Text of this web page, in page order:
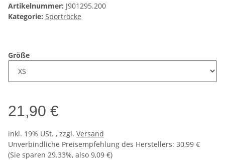
Artikelnummer: J901295.200
Kategorie: Sportröcke
Größe
21,90 €
inkl. 19% USt. , zzgl. Versand
Unverbindliche Preisempfehlung des Herstellers: 30,99 €
(Sie sparen 29.33%, also 9,09 €)